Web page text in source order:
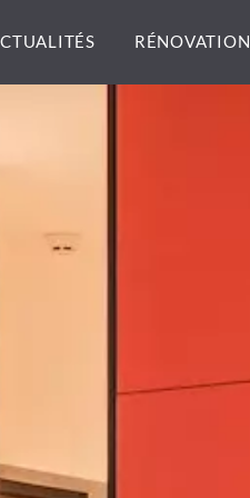
RÉNOVATION